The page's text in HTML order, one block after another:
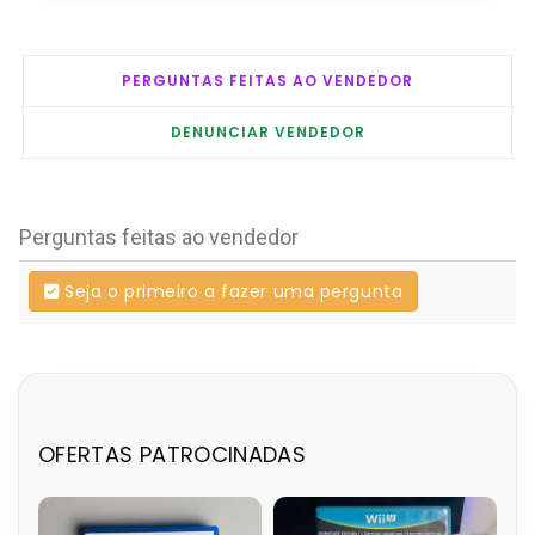
PERGUNTAS FEITAS AO VENDEDOR
DENUNCIAR VENDEDOR
Perguntas feitas ao vendedor
Seja o primeiro a fazer uma pergunta
OFERTAS PATROCINADAS